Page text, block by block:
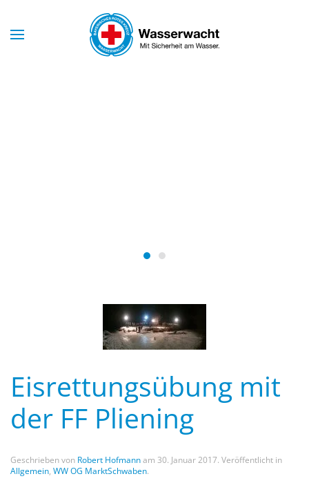
Skip to main content
Wasserwacht Markt
Eisrettungsübung mit
der FF Pliening
Geschrieben von Robert Hofmannam 30. Januar 2017. Veröffentlicht in
Allgemein, WW OG MarktSchwaben.